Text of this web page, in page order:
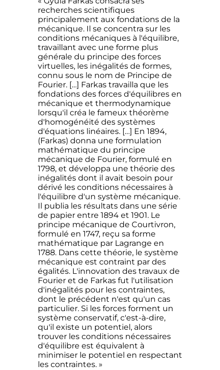
recherches scientifiques
principalement aux fondations de la
mécanique. Il se concentra sur les
conditions mécaniques à l'équilibre,
travaillant avec une forme plus
générale du principe des forces
virtuelles, les inégalités de formes,
connu sous le nom de Principe de
Fourier. […] Farkas travailla que les
fondations des forces d'équilibres en
mécanique et thermodynamique
lorsqu'il créa le fameux théorème
d'homogénéité des systèmes
d'équations linéaires. […] En 1894,
(Farkas) donna une formulation
mathématique du principe
mécanique de Fourier, formulé en
1798, et développa une théorie des
inégalités dont il avait besoin pour
dérivé les conditions nécessaires à
l'équilibre d'un système mécanique.
Il publia les résultats dans une série
de papier entre 1894 et 1901. Le
principe mécanique de Courtivron,
formulé en 1747, reçu sa forme
mathématique par Lagrange en
1788. Dans cette théorie, le système
mécanique est contraint par des
égalités. L'innovation des travaux de
Fourier et de Farkas fut l'utilisation
d'inégalités pour les contraintes,
dont le précédent n'est qu'un cas
particulier. Si les forces forment un
système conservatif, c'est-à-dire,
qu'il existe un potentiel, alors
trouver les conditions nécessaires
d'équilibre est équivalent à
minimiser le potentiel en respectant
les contraintes. »